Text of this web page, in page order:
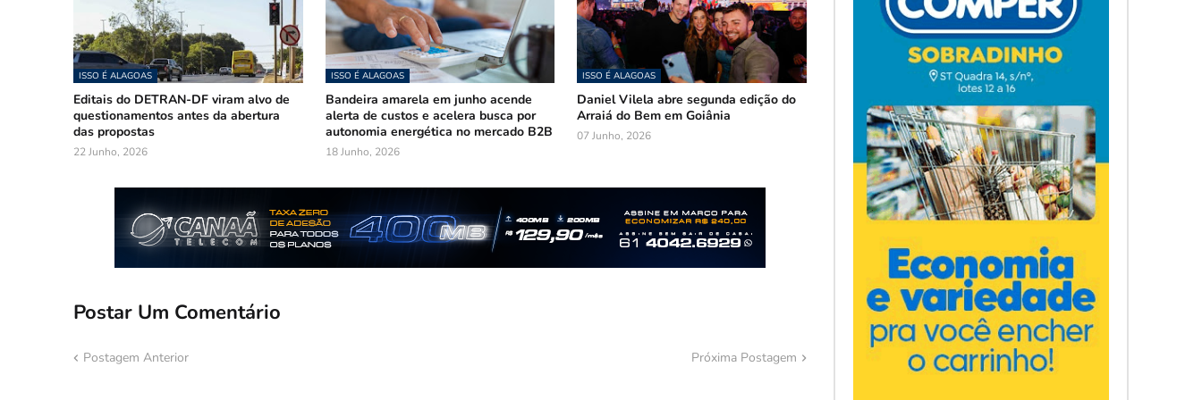
ISSO É ALAGOAS
Editais do DETRAN-DF viram alvo de
questionamentos antes da abertura
das propostas
22 Junho, 2026
ISSO É ALAGOAS
Bandeira amarela em junho acende
alerta de custos e acelera busca por
autonomia energética no mercado B2B
18 Junho, 2026
ISSO É ALAGOAS
Daniel Vilela abre segunda edição do
Arraiá do Bem em Goiânia
07 Junho, 2026
Postar Um Comentário
Postagem Anterior Próxima Postagem